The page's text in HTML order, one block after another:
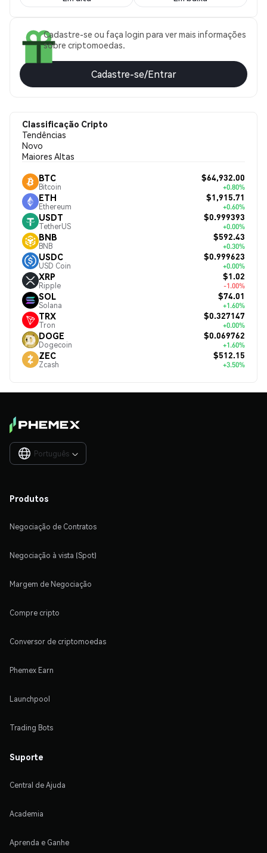
Cadastre-se ou faça login para ver mais informações
sobre criptomoedas.
Cadastre-se/Entrar
Classificação Cripto
Tendências
Novo
Maiores Altas
BTC
Bitcoin
$64,932.00
+0.80%
ETH
Ethereum
$1,915.71
+0.60%
USDT
TetherUS
$0.999393
+0.00%
BNB
BNB
$592.43
+0.30%
USDC
USD Coin
$0.999623
+0.00%
XRP
Ripple
$1.02
-1.00%
SOL
Solana
$74.01
+1.60%
TRX
Tron
$0.327147
+0.00%
DOGE
Dogecoin
$0.069762
+1.60%
ZEC
Zcash
$512.15
+3.50%
Português 
Produtos
Negociação de Contratos
Negociação à vista (Spot)
Margem de Negociação
Compre cripto
Conversor de criptomoedas
Phemex Earn
Launchpool
Trading Bots
Suporte
Central de Ajuda
Academia
Aprenda e Ganhe